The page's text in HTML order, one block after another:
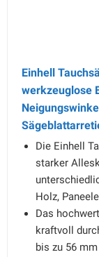
Einhell
werkzeuglose
Die Einhell
starker
Holz,
Das
kraftvoll
bis zu 56